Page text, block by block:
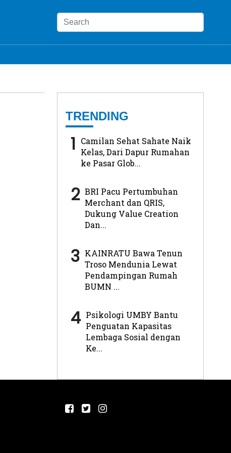
TRENDING
1 Camilan Sehat Sahate Naik
Kelas, Dari Dapur Rumahan
ke Pasar Glob...
2 BRI Pacu Pertumbuhan
Merchant dan QRIS,
Dukung Value Creation
Dan...
3 KAINRATU Bawa Tenun
Troso Mendunia Lewat
Pendampingan Rumah
BUMN ...
4 Psikologi UMBY Bantu
Penguatan Kapasitas
Lembaga Sosial dengan
Ke...